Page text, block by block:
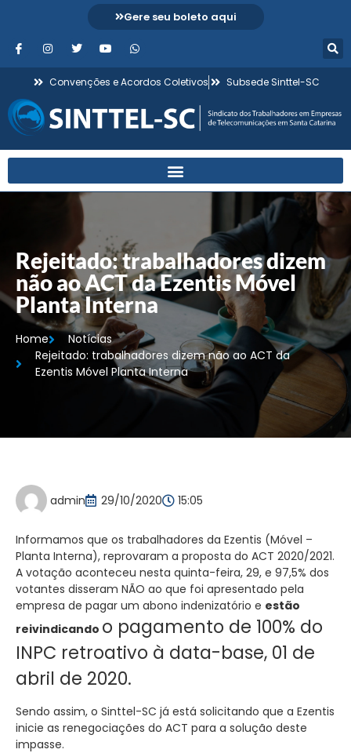
Gere seu boleto aqui
Convenções e Acordos Coletivos Subsede Sinttel-SC
Rejeitado: trabalhadores dizem
não ao ACT da Ezentis Móvel
Planta Interna
Home
Notícias
Rejeitado: trabalhadores dizem não ao ACT da
Ezentis Móvel Planta Interna
admin 29/10/2020 15:05
Informamos que os trabalhadores da Ezentis (Móvel –
Planta Interna), reprovaram a proposta do ACT 2020/2021.
A votação aconteceu nesta quinta-feira, 29, e 97,5% dos
votantes disseram NÃO ao que foi apresentado pela
empresa de pagar um abono indenizatório e estão
reivindicando o pagamento de 100% do
INPC retroativo à data-base, 01 de
abril de 2020.
Sendo assim, o Sinttel-SC já está solicitando que a Ezentis
inicie as renegociações do ACT para a solução deste
impasse.